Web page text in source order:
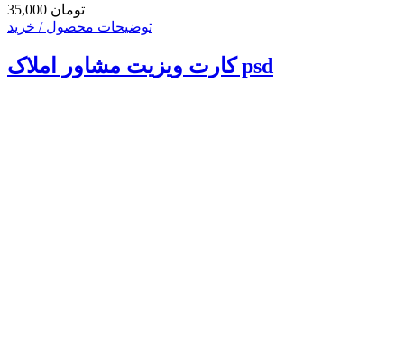
35,000 تومان
توضیحات محصول / خرید
کارت ویزیت مشاور املاک psd